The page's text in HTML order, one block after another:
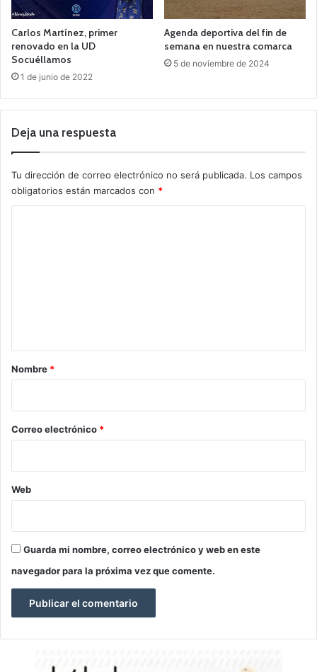
Carlos Martínez, primer
renovado en la UD
Socuéllamos
1 de junio de 2022
Agenda deportiva del fin de
semana en nuestra comarca
5 de noviembre de 2024
Deja una respuesta
Tu dirección de correo electrónico no será publicada. Los campos
obligatorios están marcados con *
r
*
Nombre *
Correo electrónico *
Web
Guarda mi nombre, correo electrónico y web en este
navegador para la próxima vez que comente.